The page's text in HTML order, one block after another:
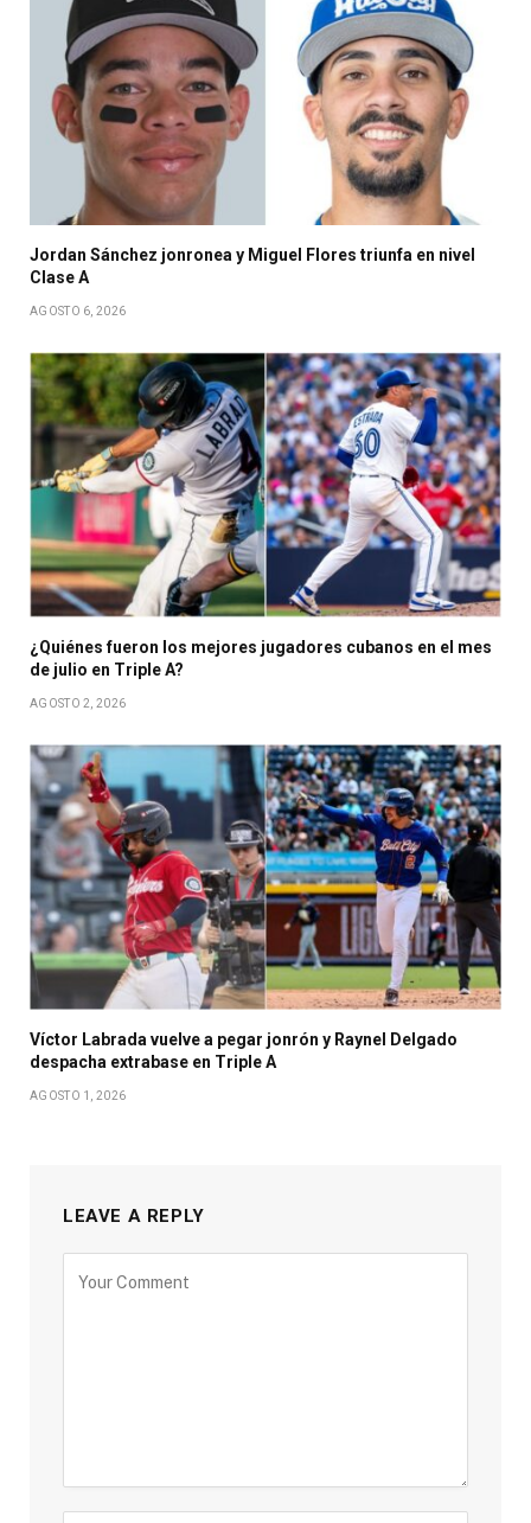
Jordan Sánchez jonronea y Miguel Flores triunfa en nivel
Clase A
AGOSTO 6, 2026
¿Quiénes fueron los mejores jugadores cubanos en el mes
de julio en Triple A?
AGOSTO 2, 2026
Víctor Labrada vuelve a pegar jonrón y Raynel Delgado
despacha extrabase en Triple A
AGOSTO 1, 2026
LEAVE A REPLY